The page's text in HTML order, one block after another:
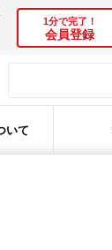
1分で完了！
会員登録
いて